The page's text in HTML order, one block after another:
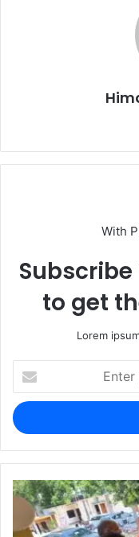
With
to get
Lorem